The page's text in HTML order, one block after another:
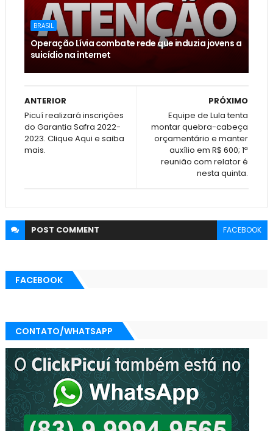
BRASIL
Operação Lívia combate rede que induzia jovens a
suicídio na internet
PRÓXIMO
Equipe de Lula tenta
montar quebra-cabeça
orçamentário e manter
auxílio em R$ 600; 1ª
reunião com relator é
nesta quinta.
ANTERIOR
Picuí realizará inscrições
do Garantia Safra 2022-
2023. Clique Aqui e saiba
mais.
POST COMMENT FACEBOOK
FACEBOOK
CONTATO/WHATSAPP